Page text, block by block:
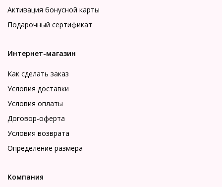
Активация бонусной карты
Подарочный сертификат
Интернет-магазин
Как сделать заказ
Условия доставки
Условия оплаты
Договор-оферта
Условия возврата
Определение размера
Компания